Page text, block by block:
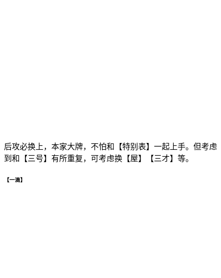
后攻必换上，本家大牌，不怕和【特别表】一起上手。但考虑
到和【三号】有所重复，可考虑换【屋】【三才】等。
【一滴】